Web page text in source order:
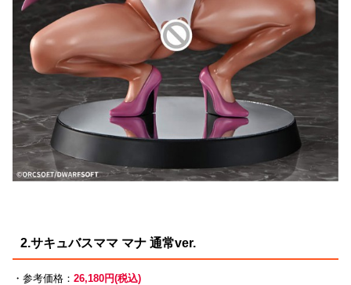
2.サキュバスママ マナ 通常ver.
・参考価格： 26,180円(税込)